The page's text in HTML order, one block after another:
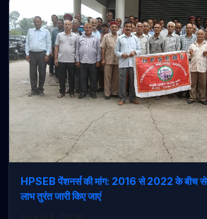
HPSEB पेंशनर्स की मांग: 2016 से 2022 के बीच
लाभ तुरंत जारी किए जाएं